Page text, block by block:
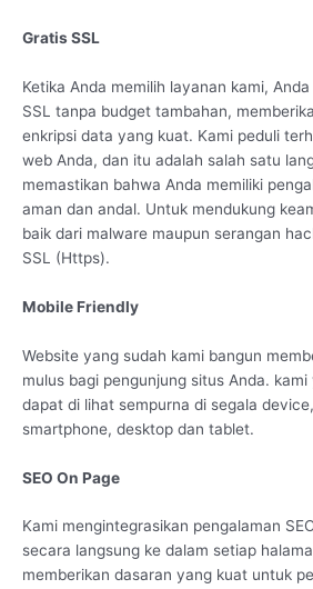
Gratis SSL
Ketika Anda memilih layanan kami,
SSL tanpa budget tambahan,
enkripsi data yang kuat. Kami peduli
web Anda, dan itu adalah salah satu
memastikan bahwa Anda memiliki
aman dan andal. Untuk mendukung
baik dari malware maupun serangan
SSL (Https).
Mobile Friendly
Website yang sudah kami bangun
mulus bagi pengunjung situs Anda.
dapat di lihat sempurna di segala
smartphone, desktop dan tablet.
SEO On Page
Kami mengintegrasikan pengalaman
secara langsung ke dalam setiap
memberikan dasaran yang kuat untuk